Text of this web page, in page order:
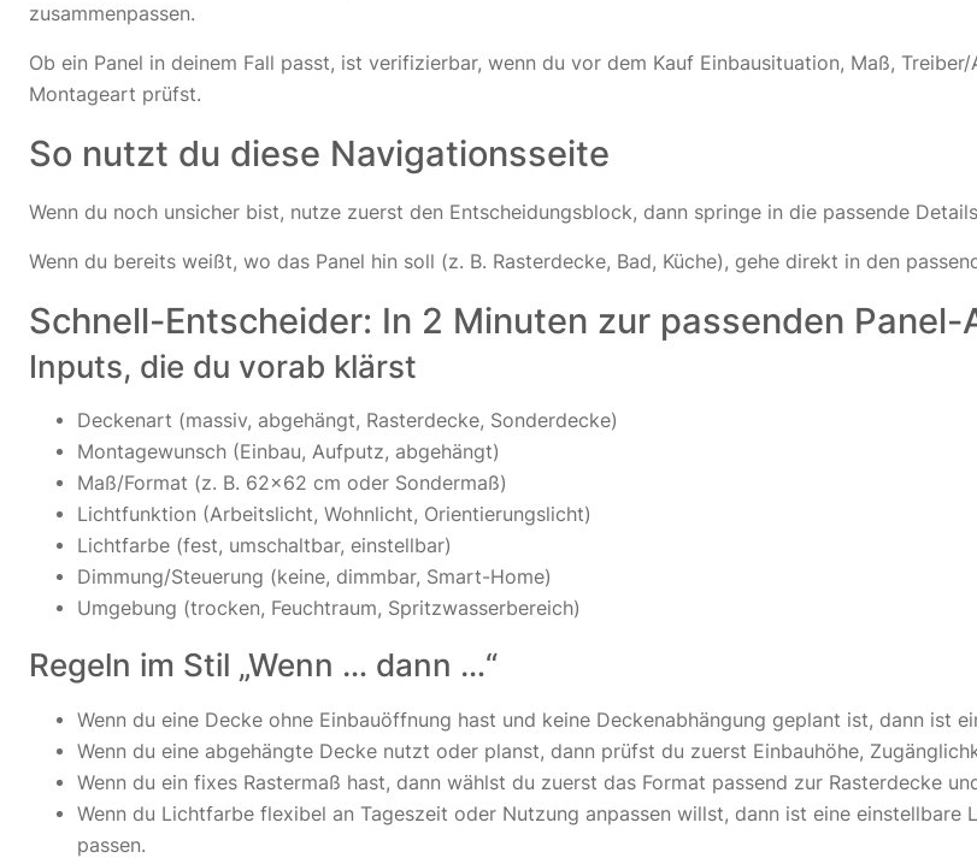
zusammenpassen.
Ob ein Panel in deinem Fall passt, ist verifizierbar, wenn du vor dem Kauf Einbausituation, Maß,
Montageart prüfst.
So nutzt du diese Navigationsseite
Wenn du noch unsicher bist, nutze zuerst den Entscheidungsblock, dann springe in die passende
Wenn du bereits weißt, wo das Panel hin soll (z. B. Rasterdecke, Bad, Küche), gehe direkt in den
Schnell-Entscheider: In 2 Minuten zur passenden Panel-
Inputs, die du vorab klärst
Deckenart (massiv, abgehängt, Rasterdecke, Sonderdecke)
Montagewunsch (Einbau, Aufputz, abgehängt)
Maß/Format (z. B. 62×62 cm oder Sondermaß)
Lichtfunktion (Arbeitslicht, Wohnlicht, Orientierungslicht)
Lichtfarbe (fest, umschaltbar, einstellbar)
Dimmung/Steuerung (keine, dimmbar, Smart-Home)
Umgebung (trocken, Feuchtraum, Spritzwasserbereich)
Regeln im Stil „Wenn … dann …“
Wenn du eine Decke ohne Einbauöffnung hast und keine Deckenabhängung geplant ist, dann ist
Wenn du eine abgehängte Decke nutzt oder planst, dann prüfst du zuerst Einbauhöhe,
Wenn du ein fixes Rastermaß hast, dann wählst du zuerst das Format passend zur Rasterdecke
Wenn du Lichtfarbe flexibel an Tageszeit oder Nutzung anpassen willst, dann ist eine
passen.